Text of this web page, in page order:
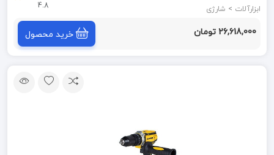
سفارش امارات)
ابزارآلات > شارژی
4.8
26,618,000 تومان خرید محصول